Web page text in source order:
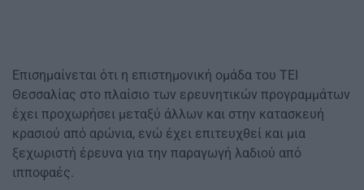
Επισημαίνεται ότι η επιστημονική ομάδα του ΤΕΙ
Θεσσαλίας στο πλαίσιο των ερευνητικών προγραμμάτων
έχει προχωρήσει μεταξύ άλλων και στην κατασκευή
κρασιού από αρώνια, ενώ έχει επιτευχθεί και μια
ξεχωριστή έρευνα για την παραγωγή λαδιού από
ιπποφαές.